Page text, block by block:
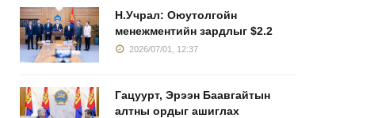
Н.Учрал: Оюутолгойн
менежментийн зардлыг $2.2
2026/07/01, 12:37
Гацуурт, Эрээн Баавгайтын
алтны ордыг ашиглах